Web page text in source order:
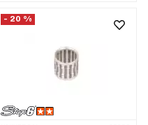
- 20 %